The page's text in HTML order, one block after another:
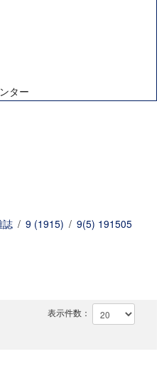
ター
ティテュート
報告書
プログラム市民社会ガバナンス
誌 / 9 (1915) / 9(5) 191505
表示件数：